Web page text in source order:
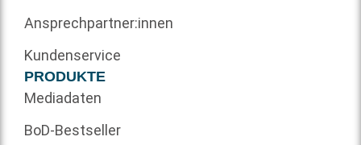
Ansprechpartner:innen
Kundenservice
PRODUKTE
Mediadaten
BoD-Bestseller